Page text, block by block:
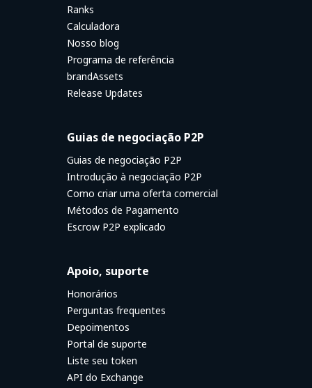
Ranks
Calculadora
Nosso blog
Programa de referência
brandAssets
Release Updates
Guias de negociação P2P
Guias de negociação P2P
Introdução à negociação P2P
Como criar uma oferta comercial
Métodos de Pagamento
Escrow P2P explicado
Apoio, suporte
Honorários
Perguntas frequentes
Depoimentos
Portal de suporte
Liste seu token
API do Exchange